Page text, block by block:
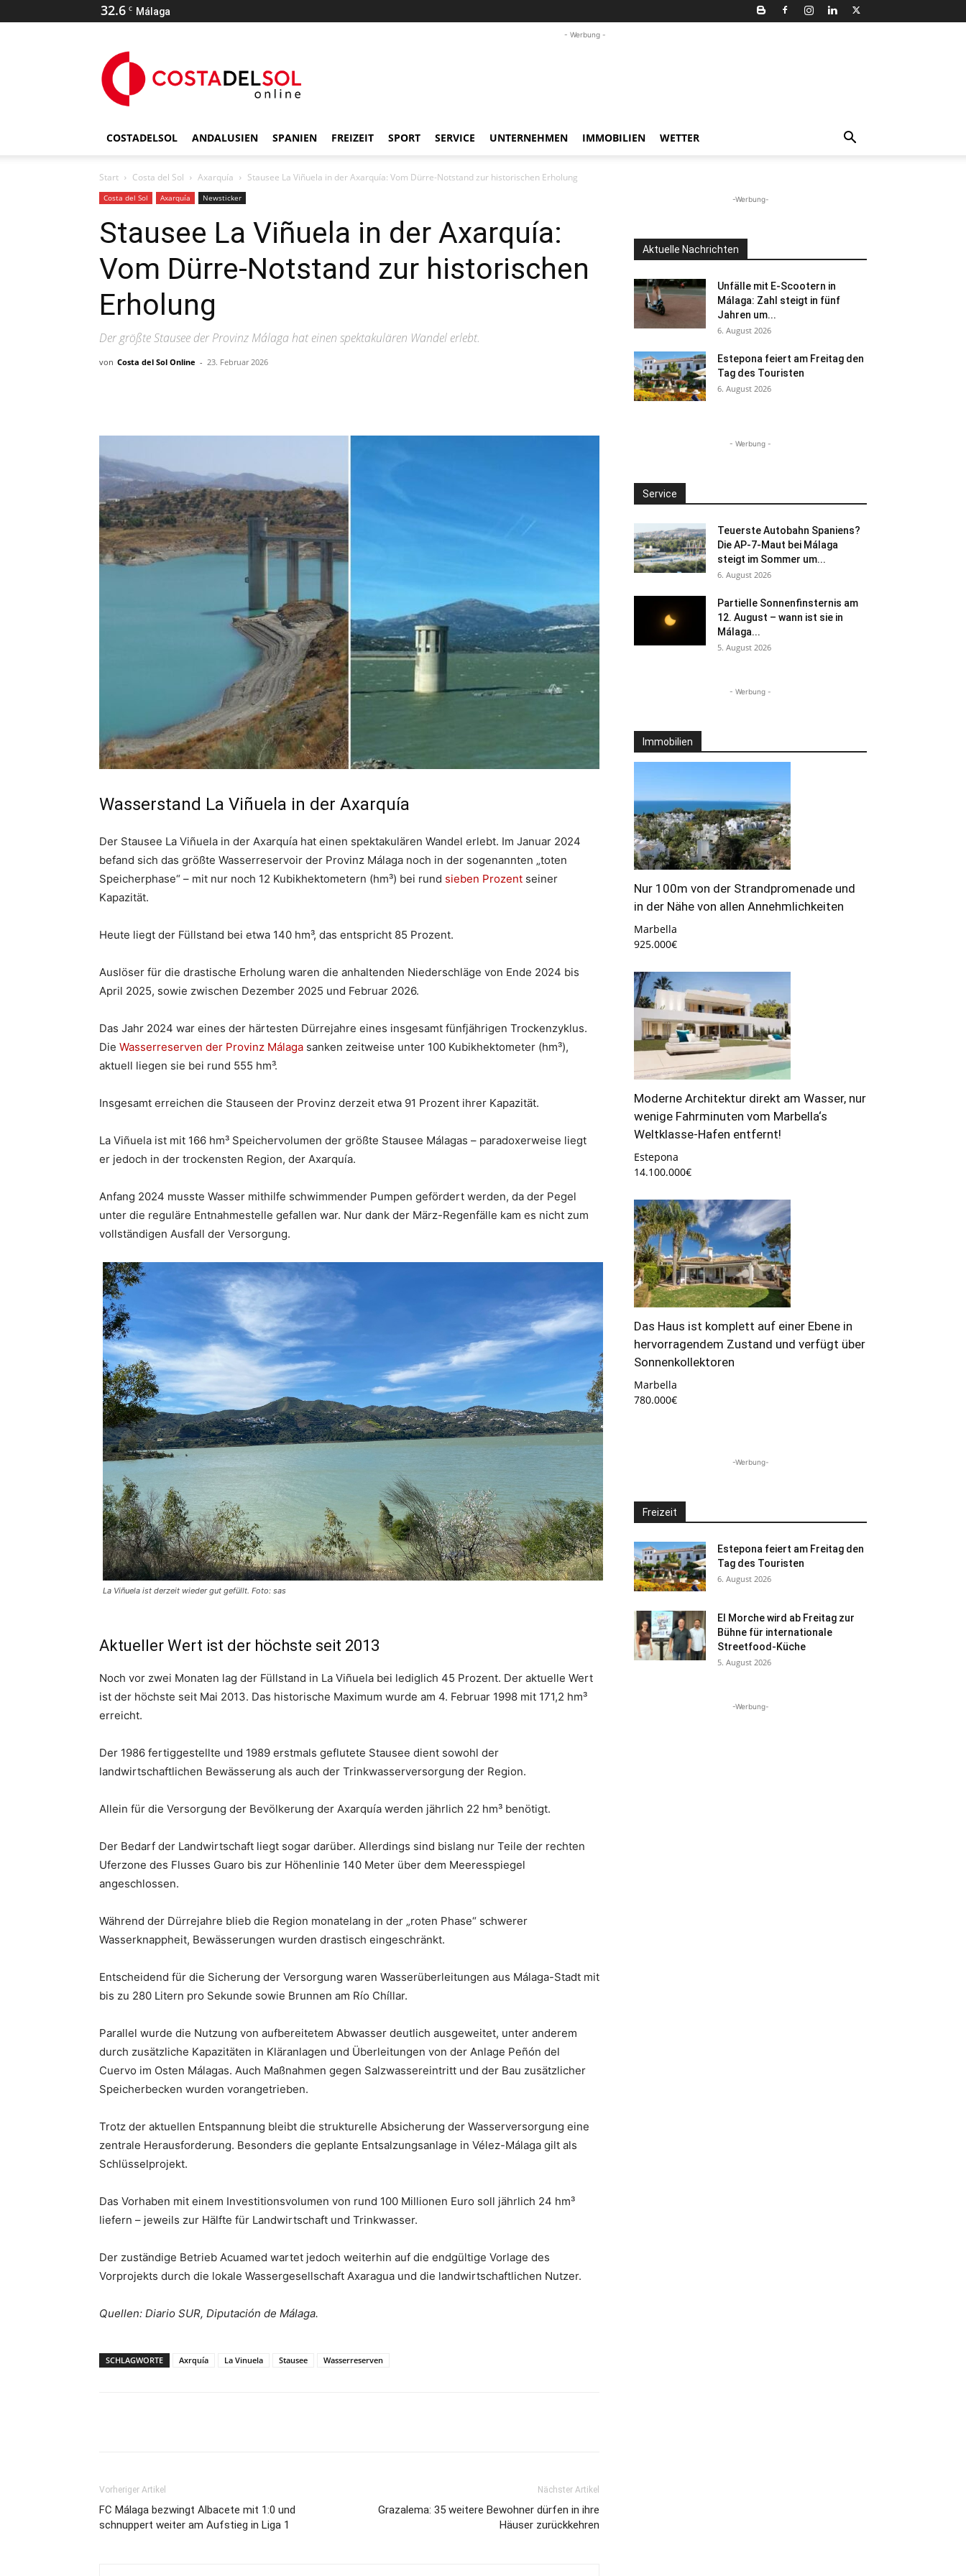
32.6 C Málaga
- Werbung -
COSTADELSOL ANDALUSIEN SPANIEN FREIZEIT SPORT SERVICE UNTERNEHMEN IMMOBILIEN WETTER
Start Costa del Sol Axarquía Stausee La Viñuela in der Axarquía: Vom Dürre-Notstand zur historischen Erholung
Costa del Sol Axarquía Newsticker
Stausee La Viñuela in der Axarquía:
Vom Dürre-Notstand zur historischen
Erholung
Der größte Stausee der Provinz Málaga hat einen spektakulären Wandel erlebt.
von Costa del Sol Online - 23. Februar 2026
Wasserstand La Viñuela in der Axarquía
Der Stausee La Viñuela in der Axarquía hat einen spektakulären Wandel erlebt. Im Januar 2024
befand sich das größte Wasserreservoir der Provinz Málaga noch in der sogenannten „toten
Speicherphase“ – mit nur noch 12 Kubikhektometern (hm³) bei rund sieben Prozent seiner
Kapazität.
Heute liegt der Füllstand bei etwa 140 hm³, das entspricht 85 Prozent.
Auslöser für die drastische Erholung waren die anhaltenden Niederschläge von Ende 2024 bis
April 2025, sowie zwischen Dezember 2025 und Februar 2026.
Das Jahr 2024 war eines der härtesten Dürrejahre eines insgesamt fünfjährigen Trockenzyklus.
Die Wasserreserven der Provinz Málaga sanken zeitweise unter 100 Kubikhektometer (hm³),
aktuell liegen sie bei rund 555 hm³.
Insgesamt erreichen die Stauseen der Provinz derzeit etwa 91 Prozent ihrer Kapazität.
La Viñuela ist mit 166 hm³ Speichervolumen der größte Stausee Málagas – paradoxerweise liegt
er jedoch in der trockensten Region, der Axarquía.
Anfang 2024 musste Wasser mithilfe schwimmender Pumpen gefördert werden, da der Pegel
unter die reguläre Entnahmestelle gefallen war. Nur dank der März-Regenfälle kam es nicht zum
vollständigen Ausfall der Versorgung.
La Viñuela ist derzeit wieder gut gefüllt. Foto: sas
Aktueller Wert ist der höchste seit 2013
Noch vor zwei Monaten lag der Füllstand in La Viñuela bei lediglich 45 Prozent. Der aktuelle Wert
ist der höchste seit Mai 2013. Das historische Maximum wurde am 4. Februar 1998 mit 171,2 hm³
erreicht.
Der 1986 fertiggestellte und 1989 erstmals geflutete Stausee dient sowohl der
landwirtschaftlichen Bewässerung als auch der Trinkwasserversorgung der Region.
Allein für die Versorgung der Bevölkerung der Axarquía werden jährlich 22 hm³ benötigt.
Der Bedarf der Landwirtschaft liegt sogar darüber. Allerdings sind bislang nur Teile der rechten
Uferzone des Flusses Guaro bis zur Höhenlinie 140 Meter über dem Meeresspiegel
angeschlossen.
Während der Dürrejahre blieb die Region monatelang in der „roten Phase“ schwerer
Wasserknappheit, Bewässerungen wurden drastisch eingeschränkt.
Entscheidend für die Sicherung der Versorgung waren Wasserüberleitungen aus Málaga-Stadt mit
bis zu 280 Litern pro Sekunde sowie Brunnen am Río Chíllar.
Parallel wurde die Nutzung von aufbereitetem Abwasser deutlich ausgeweitet, unter anderem
durch zusätzliche Kapazitäten in Kläranlagen und Überleitungen von der Anlage Peñón del
Cuervo im Osten Málagas. Auch Maßnahmen gegen Salzwassereintritt und der Bau zusätzlicher
Speicherbecken wurden vorangetrieben.
Trotz der aktuellen Entspannung bleibt die strukturelle Absicherung der Wasserversorgung eine
zentrale Herausforderung. Besonders die geplante Entsalzungsanlage in Vélez-Málaga gilt als
Schlüsselprojekt.
Das Vorhaben mit einem Investitionsvolumen von rund 100 Millionen Euro soll jährlich 24 hm³
liefern – jeweils zur Hälfte für Landwirtschaft und Trinkwasser.
Der zuständige Betrieb Acuamed wartet jedoch weiterhin auf die endgültige Vorlage des
Vorprojekts durch die lokale Wassergesellschaft Axaragua und die landwirtschaftlichen Nutzer.
Quellen: Diario SUR, Diputación de Málaga.
SCHLAGWORTE Axrquía La Vinuela Stausee Wasserreserven
Vorheriger Artikel
FC Málaga bezwingt Albacete mit 1:0 und
schnuppert weiter am Aufstieg in Liga 1
Nächster Artikel
Grazalema: 35 weitere Bewohner dürfen in ihre
Häuser zurückkehren
-Werbung-
Aktuelle Nachrichten
Unfälle mit E-Scootern in
Málaga: Zahl steigt in fünf
Jahren um...
6. August 2026
Estepona feiert am Freitag den
Tag des Touristen
6. August 2026
- Werbung -
Service
Teuerste Autobahn Spaniens?
Die AP-7-Maut bei Málaga
steigt im Sommer um...
6. August 2026
Partielle Sonnenfinsternis am
12. August – wann ist sie in
Málaga...
5. August 2026
- Werbung -
Immobilien
Nur 100m von der Strandpromenade und
in der Nähe von allen Annehmlichkeiten
Marbella
925.000€
Moderne Architektur direkt am Wasser, nur
wenige Fahrminuten vom Marbella‘s
Weltklasse-Hafen entfernt!
Estepona
14.100.000€
Das Haus ist komplett auf einer Ebene in
hervorragendem Zustand und verfügt über
Sonnenkollektoren
Marbella
780.000€
-Werbung-
Freizeit
Estepona feiert am Freitag den
Tag des Touristen
6. August 2026
El Morche wird ab Freitag zur
Bühne für internationale
Streetfood-Küche
5. August 2026
-Werbung-